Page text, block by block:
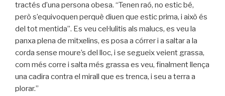
tractés d’una persona obesa. “Tenen raó, no estic bé,
però s’equivoquen perquè diuen que estic prima, i això és
del tot mentida”. Es veu cel·lulitis als malucs, es veu la
panxa plena de mitxelins, es posa a córrer i a saltar a la
corda sense moure’s del lloc, i se segueix veient grassa,
com més corre i salta més grassa es veu, finalment llença
una cadira contra el mirall que es trenca, i seu a terra a
plorar.”